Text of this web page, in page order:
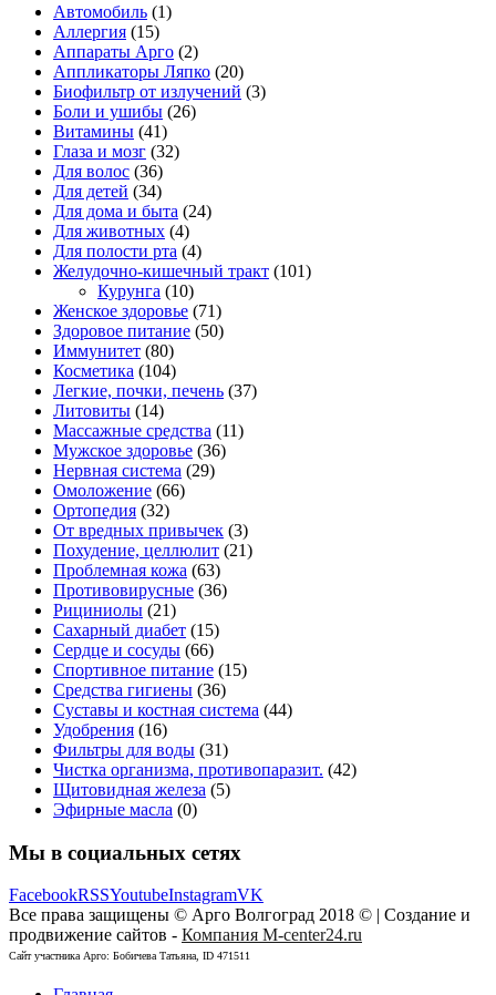
Автомобиль (1)
Аллергия (15)
Аппараты Арго (2)
Аппликаторы Ляпко (20)
Биофильтр от излучений (3)
Боли и ушибы (26)
Витамины (41)
Глаза и мозг (32)
Для волос (36)
Для детей (34)
Для дома и быта (24)
Для животных (4)
Для полости рта (4)
Желудочно-кишечный тракт (101)
Курунга (10)
Женское здоровье (71)
Здоровое питание (50)
Иммунитет (80)
Косметика (104)
Легкие, почки, печень (37)
Литовиты (14)
Массажные средства (11)
Мужское здоровье (36)
Нервная система (29)
Омоложение (66)
Ортопедия (32)
От вредных привычек (3)
Похудение, целлюлит (21)
Проблемная кожа (63)
Противовирусные (36)
Рициниолы (21)
Сахарный диабет (15)
Сердце и сосуды (66)
Спортивное питание (15)
Средства гигиены (36)
Суставы и костная система (44)
Удобрения (16)
Фильтры для воды (31)
Чистка организма, противопаразит. (42)
Щитовидная железа (5)
Эфирные масла (0)
Мы в социальных сетях
FacebookRSSYoutubeInstagramVK
Все права защищены © Арго Волгоград 2018 © | Создание и
продвижение сайтов - Компания M-center24.ru
Сайт участника Арго: Бобичева Татьяна, ID 471511